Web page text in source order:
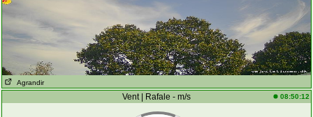
Agrandir
Vent | Rafale - m/s 08:50:12